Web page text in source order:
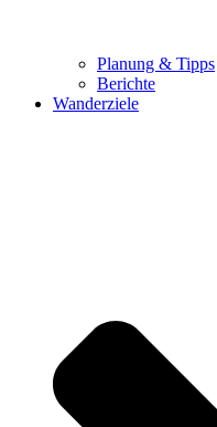
Planung & Tipps
Berichte
Wanderziele